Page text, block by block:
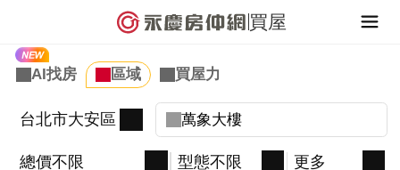
買屋
台北市大安區
總價不限 型態不限 更多